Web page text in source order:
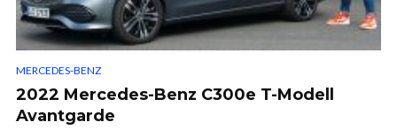
MERCEDES-BENZ
2022 Mercedes-Benz C300e T-Modell
Avantgarde